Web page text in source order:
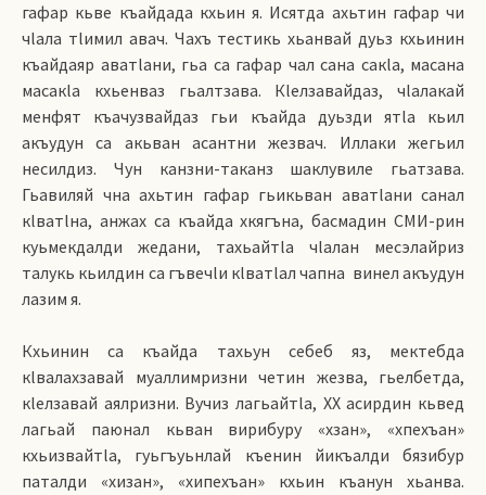
гафар кьве къайдада кхьин я. Исятда ахьтин гафар чи
чlала тlимил авач. Чахъ тестикь хьанвай дуьз кхьинин
къайдаяр аватlани, гьа са гафар чал сана сакlа, масана
масакlа кхьенваз гьалтзава. Кlелзавайдаз, чlалакай
менфят къачузвайдаз гьи къайда дуьзди ятlа кьил
акъудун са акьван асантни жезвач. Иллаки жегьил
несилдиз. Чун канзни-таканз шаклувиле гьатзава.
Гьавиляй чна ахьтин гафар гьикьван аватlани санал
кlватlна, анжах са къайда хкягъна, басмадин СМИ-рин
куьмекдалди жедани, тахьайтlа чlалан месэлайриз
талукь кьилдин са гъвечlи кlватlал чапна винел акъудун
лазим я.
Кхьинин са къайда тахьун себеб яз, мектебда
кlвалахзавай муаллимризни четин жезва, гьелбетда,
кlелзавай аялризни. Вучиз лагьайтlа, XX асирдин кьвед
лагьай паюнал кьван вирибуру «хзан», «хпехъан»
кхьизвайтlа, гуьгъуьнлай къенин йикъалди бязибур
паталди «хизан», «хипехъан» кхьин къанун хьанва.